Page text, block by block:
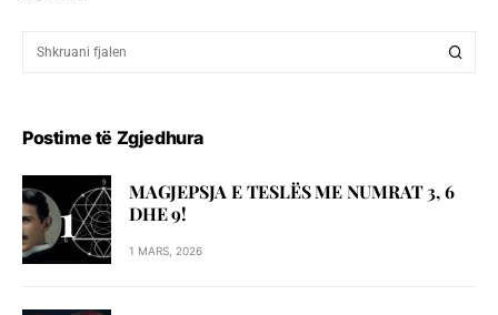
Postime të Zgjedhura
MAGJEPSJA E TESLËS ME NUMRAT 3, 6
DHE 9!
1 MARS, 2026